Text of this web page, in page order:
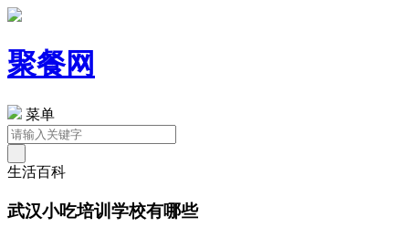
聚餐网
菜单
生活百科
武汉小吃培训学校有哪些